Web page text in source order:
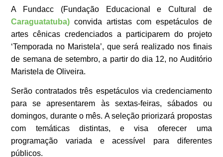
A Fundacc (Fundação Educacional e Cultural de
Caraguatatuba) convida artistas com espetáculos de
artes cênicas credenciados a participarem do projeto
‘Temporada no Maristela’, que será realizado nos finais
de semana de setembro, a partir do dia 12, no Auditório
Maristela de Oliveira.
Serão contratados três espetáculos via credenciamento
para se apresentarem às sextas-feiras, sábados ou
domingos, durante o mês. A seleção priorizará propostas
com temáticas distintas, e visa oferecer uma
programação variada e acessível para diferentes
públicos.